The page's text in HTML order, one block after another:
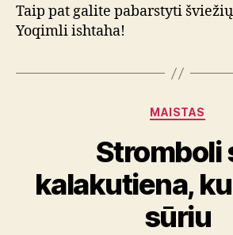
Taip pat galite pabarstyti
Yoqimli ishtaha!
MAISTAS
Stromboli
kalakutiena,
sūriu